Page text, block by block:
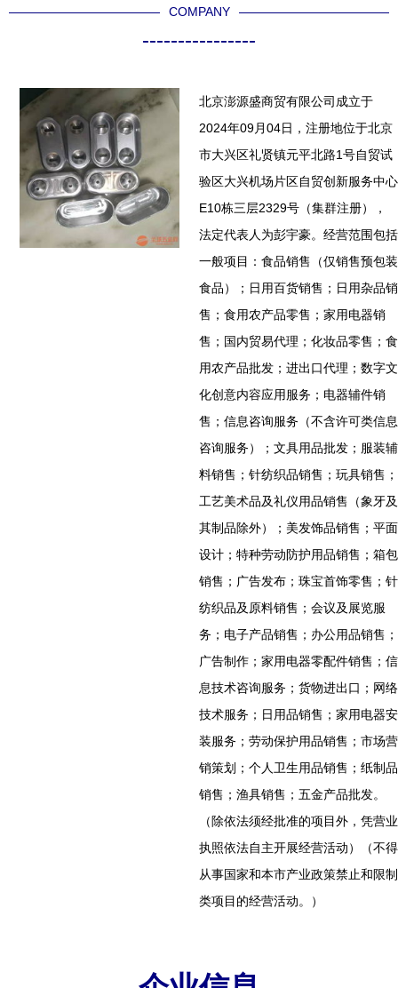
COMPANY
----------------
北京澎源盛商贸有限公司成立于
2024年09月04日，注册地位于北京
市大兴区礼贤镇元平北路1号自贸试
验区大兴机场片区自贸创新服务中心
E10栋三层2329号（集群注册），
法定代表人为彭宇豪。经营范围包括
一般项目：食品销售（仅销售预包装
食品）；日用百货销售；日用杂品销
售；食用农产品零售；家用电器销
售；国内贸易代理；化妆品零售；食
用农产品批发；进出口代理；数字文
化创意内容应用服务；电器辅件销
售；信息咨询服务（不含许可类信息
咨询服务）；文具用品批发；服装辅
料销售；针纺织品销售；玩具销售；
工艺美术品及礼仪用品销售（象牙及
其制品除外）；美发饰品销售；平面
设计；特种劳动防护用品销售；箱包
销售；广告发布；珠宝首饰零售；针
纺织品及原料销售；会议及展览服
务；电子产品销售；办公用品销售；
广告制作；家用电器零配件销售；信
息技术咨询服务；货物进出口；网络
技术服务；日用品销售；家用电器安
装服务；劳动保护用品销售；市场营
销策划；个人卫生用品销售；纸制品
销售；渔具销售；五金产品批发。
（除依法须经批准的项目外，凭营业
执照依法自主开展经营活动）（不得
从事国家和本市产业政策禁止和限制
类项目的经营活动。）